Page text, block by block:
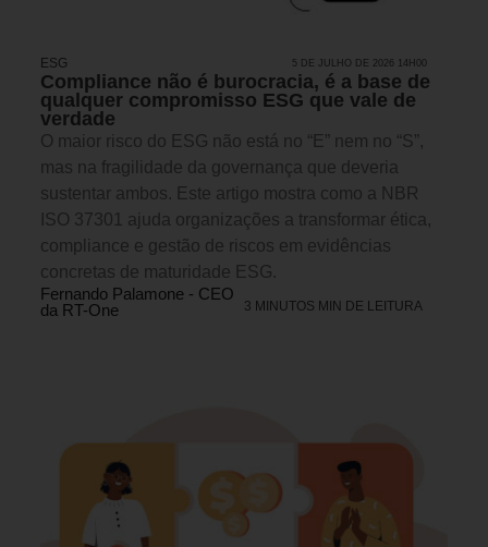
ESG 5 DE JULHO DE 2026 14H00
Compliance não é burocracia, é a base de
qualquer compromisso ESG que vale de
verdade
O maior risco do ESG não está no “E” nem no “S”,
mas na fragilidade da governança que deveria
sustentar ambos. Este artigo mostra como a NBR
ISO 37301 ajuda organizações a transformar ética,
compliance e gestão de riscos em evidências
concretas de maturidade ESG.
Fernando Palamone - CEO
da RT-One
3 MINUTOS MIN DE LEITURA